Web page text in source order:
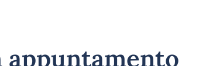
appuntamento